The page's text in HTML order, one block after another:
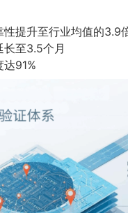
性提升至行业均值的3.9
长至3.5个月
91%